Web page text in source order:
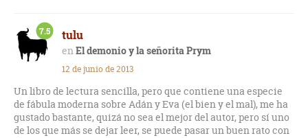
tulu
El demonio y la señorita Prym
7.5
12 de junio de 2013
Un libro de lectura sencilla, pero que contiene una especie
de fábula moderna sobre Adán y Eva (el bien y el mal), me ha
gustado bastante, quizá no sea el mejor del autor, pero sí uno
de los que más se dejar leer, se puede pasar un buen rato con